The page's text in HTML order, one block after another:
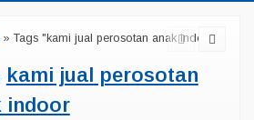
Tags "kami jual perosotan anak indoor"
kami jual perosotan
indoor